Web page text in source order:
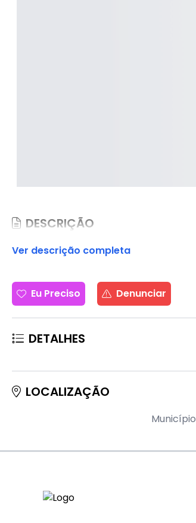
DESCRIÇÃO
Ver descrição completa
Eu Preciso Denunciar
DETALHES
LOCALIZAÇÃO
Município